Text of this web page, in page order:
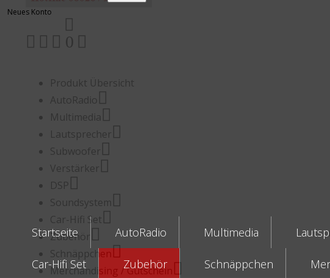
Startseite AutoRadio Multimedia
Car-Hifi Set Zubehör Schnäppchen
Neues Konto
0
Produkt Übersicht
AutoRadio
Multimedia
Lautsprecher
Subwoofer
Verstärker
DSP
Soundsystem
Car-Hifi Set
Zubehör
Schnäppchen
Merchandising / Gutschein